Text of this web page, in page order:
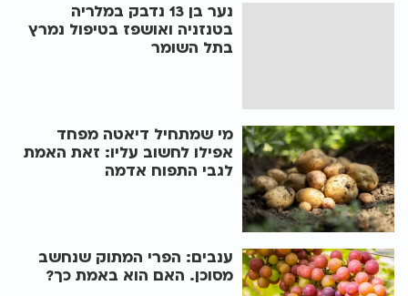
נער בן 13 נדבק במלריה
בטנזניה ואושפז בטיפול נמרץ
בתל השומר
מי שמתחיל דיאטה מפחד
אפילו לחשוב עליו: זאת האמת
לגבי התפוח אדמה
ענבים: הפרי המתוק שנחשב
מסוכן. האם הוא באמת כך?